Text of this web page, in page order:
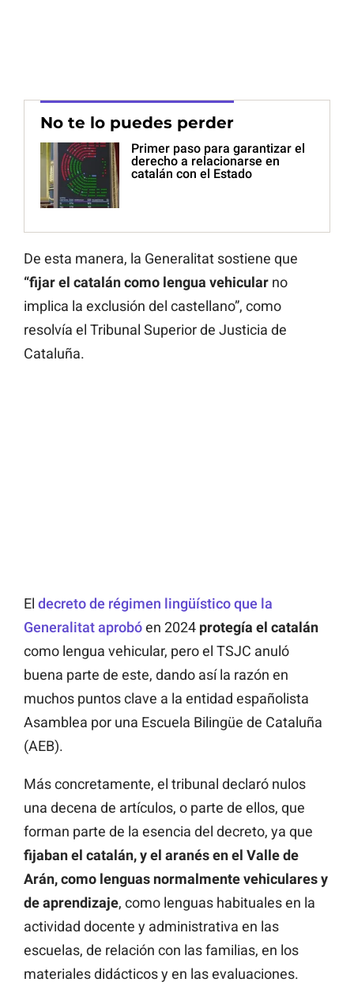
No te lo puedes perder
Primer paso para garantizar el
derecho a relacionarse en
catalán con el Estado
De esta manera, la Generalitat sostiene que
“fijar el catalán como lengua vehicular no
implica la exclusión del castellano”, como
resolvía el Tribunal Superior de Justicia de
Cataluña.
El decreto de régimen lingüístico que la
Generalitat aprobóen 2024 protegía el catalán
como lengua vehicular, pero el TSJC anuló
buena parte de este, dando así la razón en
muchos puntos clave a la entidad españolista
Asamblea por una Escuela Bilingüe de Cataluña
(AEB).
Más concretamente, el tribunal declaró nulos
una decena de artículos, o parte de ellos, que
forman parte de la esencia del decreto, ya que
fijaban el catalán, y el aranés en el Valle de
Arán, como lenguas normalmente vehiculares y
de aprendizaje, como lenguas habituales en la
actividad docente y administrativa en las
escuelas, de relación con las familias, en los
materiales didácticos y en las evaluaciones.